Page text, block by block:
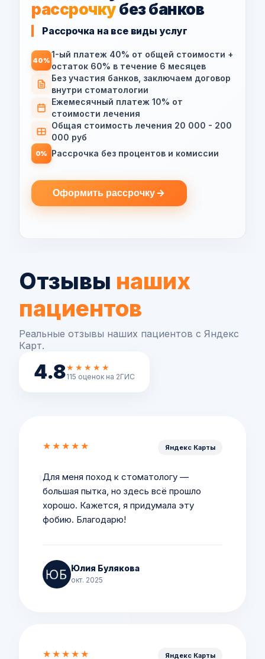
рассрочкубез банков
Рассрочка на все виды услуг
40%
1-ый платеж 40% от общей стоимости +
остаток 60% в течение 6 месяцев
Без участия банков, заключаем договор
внутри стоматологии
Ежемесячный платеж 10% от
стоимости лечения
Общая стоимость лечения 20 000 - 200
000 руб
0% Рассрочка без процентов и комиссии
Оформить рассрочку
Отзывы наших
пациентов
Реальные отзывы наших пациентов с Яндекс
Карт.
4.8★★★★★
115 оценок на 2ГИС
★★★★★ Яндекс Карты
Для меня поход к стоматологу —
большая пытка, но здесь всё прошло
хорошо. Кажется, я придумала эту
фобию. Благодарю!
Юлия Булякова
окт. 2025
★★★★★ Яндекс Карты